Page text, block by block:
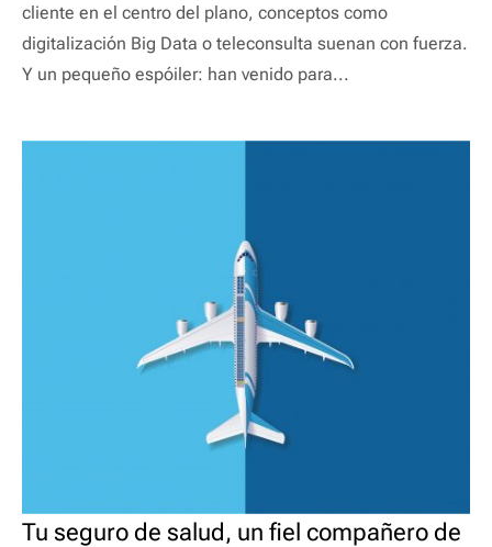
cliente en el centro del plano, conceptos como
digitalización Big Data o teleconsulta suenan con fuerza.
Y un pequeño espóiler: han venido para...
Tu seguro de salud, un fiel compañero de